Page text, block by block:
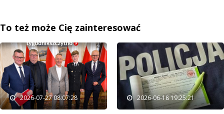
To też może Cię zainteresować
2026-07-27 08:07:28 2026-06-18 19:25:21